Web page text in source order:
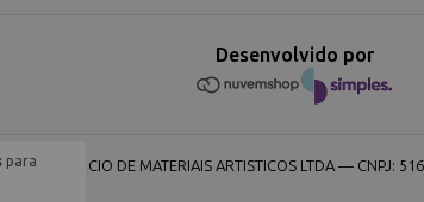
para
Desenvolvido por
COMERCIO DE MATERIAIS ARTISTICOS LTDA —